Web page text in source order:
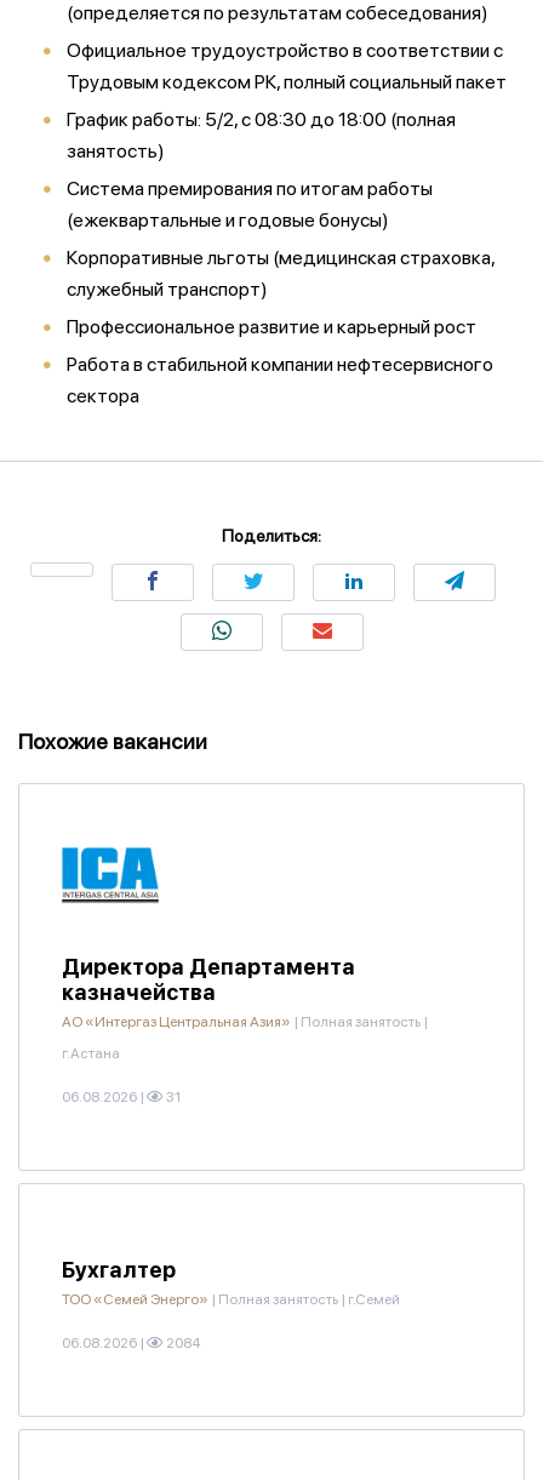
(определяется по результатам собеседования)
Официальное трудоустройство в соответствии с
Трудовым кодексом РК, полный социальный пакет
График работы: 5/2, с 08:30 до 18:00 (полная
занятость)
Система премирования по итогам работы
(ежеквартальные и годовые бонусы)
Корпоративные льготы (медицинская страховка,
служебный транспорт)
Профессиональное развитие и карьерный рост
Работа в стабильной компании нефтесервисного
сектора
Поделиться:
Похожие вакансии
Директора Департамента
казначейства
АО «Интергаз Центральная Азия» | Полная занятость |
г.Астана
06.08.2026 | 31
Бухгалтер
ТОО «Семей Энерго» | Полная занятость | г.Семей
06.08.2026 | 2084